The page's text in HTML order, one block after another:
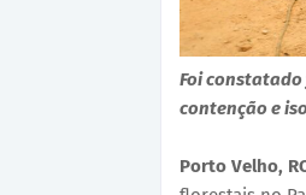
Foi
contenção e
Porto Velho,